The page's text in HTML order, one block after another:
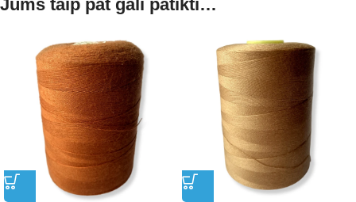
Jums taip pat gali patikti…